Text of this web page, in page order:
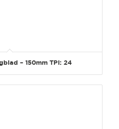
– 150mm TPI: 24